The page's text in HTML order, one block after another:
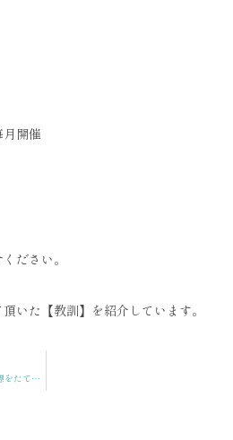
開催
ださい。
いた【教訓】を紹介しています。
【残席あり】仕事もプライベートも輝くキャリアデザイン（2017年の輝く目標をたてよう！）